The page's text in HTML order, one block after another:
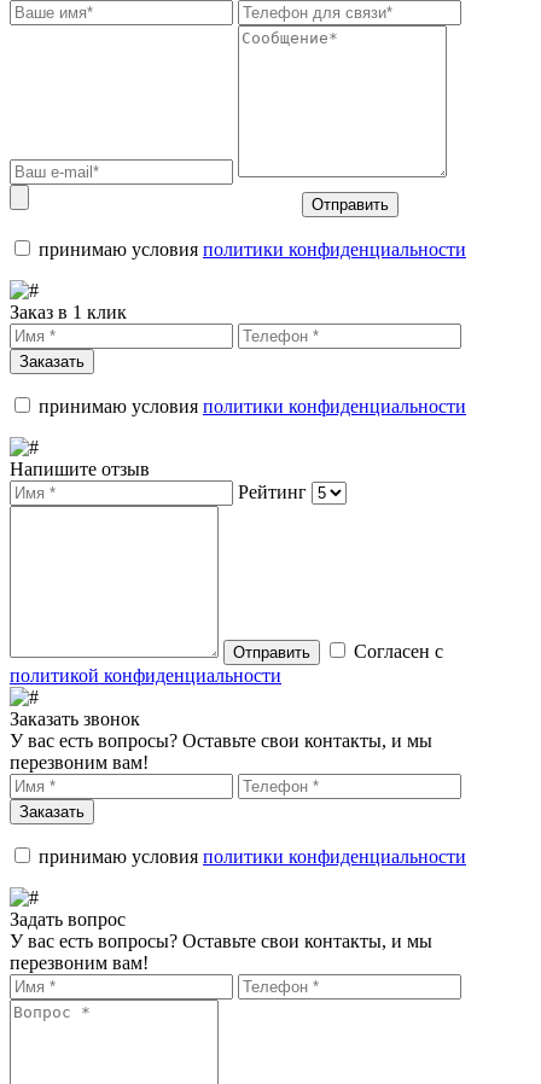
Отправить
принимаю условия политики конфиденциальности
Заказ в 1 клик
Заказать
принимаю условия политики конфиденциальности
Напишите отзыв
Рейтинг
Отправить
Согласен с
политикой конфиденциальности
Заказать звонок
У вас есть вопросы? Оставьте свои контакты, и мы
перезвоним вам!
Заказать
принимаю условия политики конфиденциальности
Задать вопрос
У вас есть вопросы? Оставьте свои контакты, и мы
перезвоним вам!